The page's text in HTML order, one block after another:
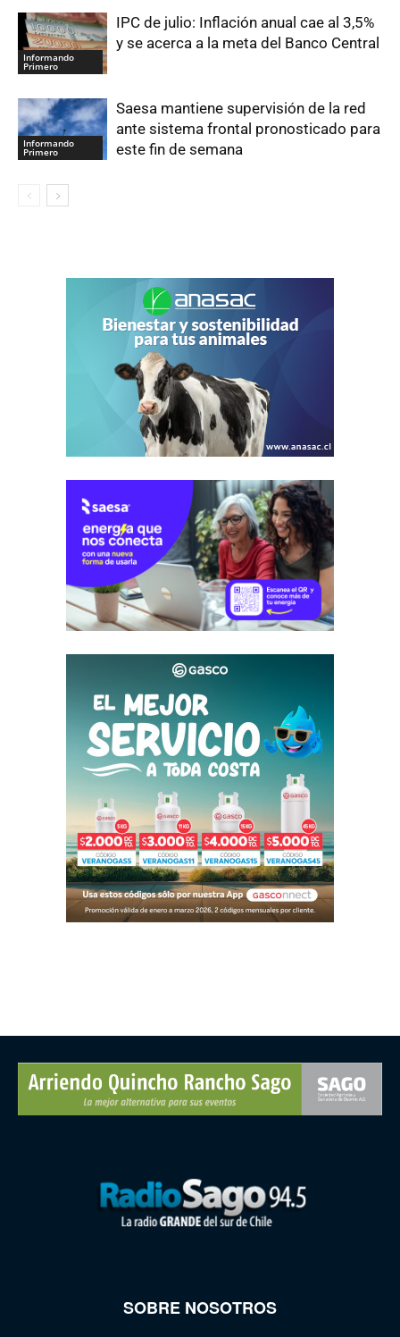
Informando
Primero
IPC de julio: Inflación anual cae al 3,5%
y se acerca a la meta del Banco Central
Informando
Primero
Saesa mantiene supervisión de la red
ante sistema frontal pronosticado para
este fin de semana
SOBRE NOSOTROS